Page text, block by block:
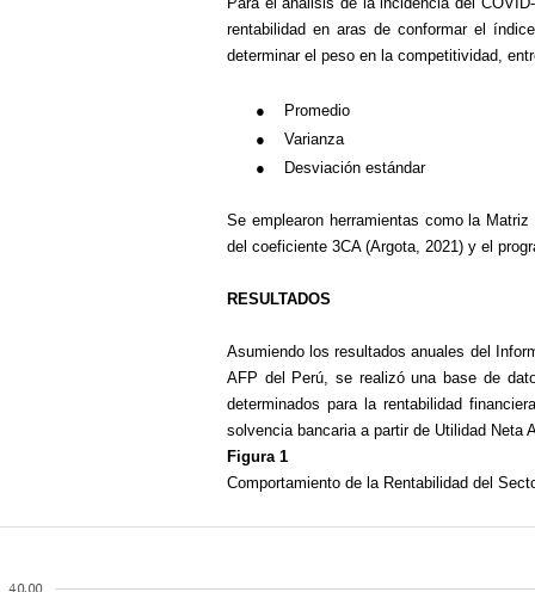
rentabilidad en aras de conformar el
determinar el peso en la competitividad,
● Promedio
● Varianza
● Desviación estándar
Se emplearon herramientas como la
del coeficiente 3CA (Argota, 2021) y el
RESULTADOS
Asumiendo los resultados anuales del
AFP del Perú, se realizó una base de
determinados para la rentabilidad
solvencia bancaria a partir de Utilidad Neta
Figura 1
Comportamiento de la Rentabilidad del